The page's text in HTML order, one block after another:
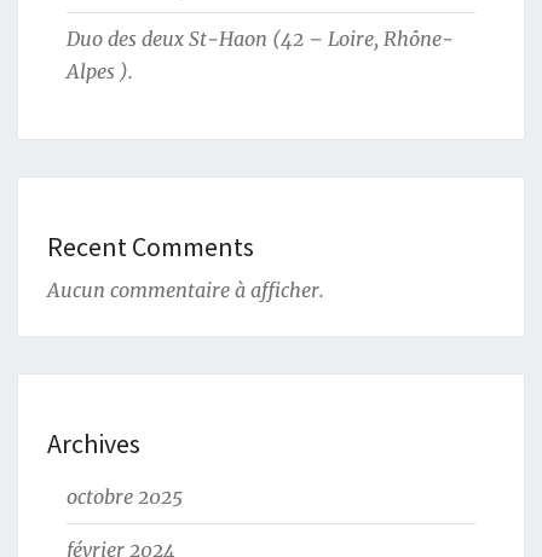
Duo des deux St-Haon (42 – Loire, Rhône-
Alpes ).
Recent Comments
Aucun commentaire à afficher.
Archives
octobre 2025
février 2024